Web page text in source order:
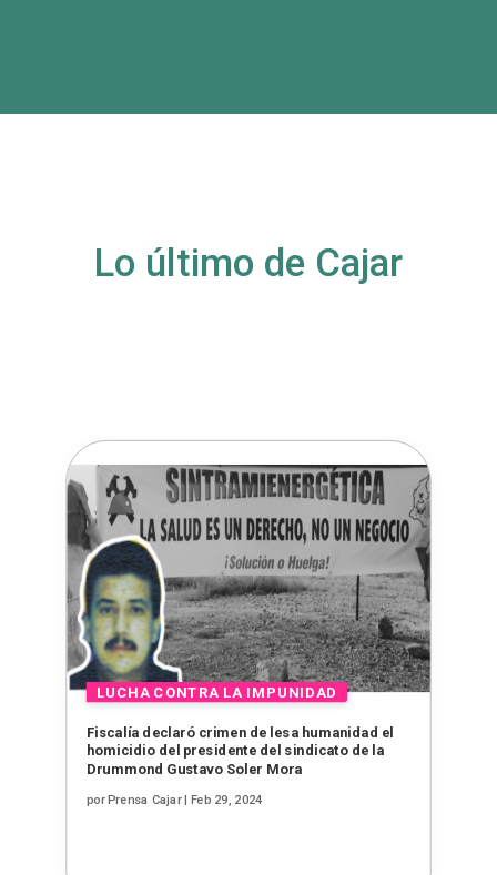
Lo último de Cajar
Fiscalía declaró crimen de lesa humanidad el
homicidio del presidente del sindicato de la
Drummond Gustavo Soler Mora
porPrensa Cajar| Feb 29, 2024